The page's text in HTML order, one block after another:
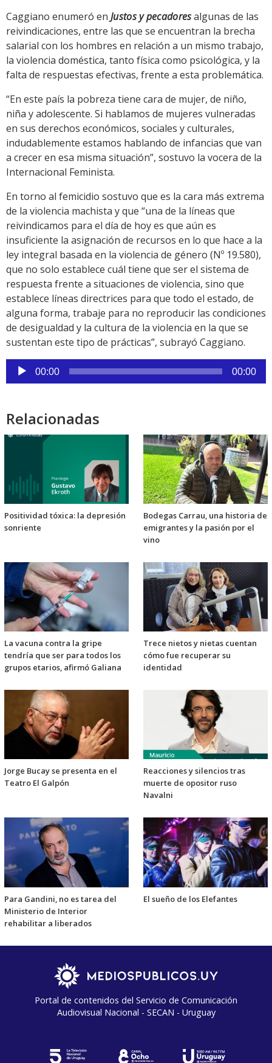
Caggiano enumeró en Justos y pecadoresalgunas de las
reivindicaciones, entre las que se encuentran la brecha
salarial con los hombres en relación a un mismo trabajo,
la violencia doméstica, tanto física como psicológica, y la
falta de respuestas efectivas, frente a esta problemática.
“En este país la pobreza tiene cara de mujer, de niño,
niña y adolescente. Si hablamos de mujeres vulneradas
en sus derechos económicos, sociales y culturales,
indudablemente estamos hablando de infancias que van
a crecer en esa misma situación”, sostuvo la vocera de la
Internacional Feminista.
En torno al femicidio sostuvo que es la cara más extrema
de la violencia machista y que “una de la líneas que
reivindicamos para el día de hoy es que aún es
insuficiente la asignación de recursos en lo que hace a la
ley integral basada en la violencia de género (Nº 19.580),
que no solo establece cuál tiene que ser el sistema de
respuesta frente a situaciones de violencia, sino que
establece líneas directrices para que todo el estado, de
alguna forma, trabaje para no reproducir las condiciones
de desigualdad y la cultura de la violencia en la que se
sustentan este tipo de prácticas”, subrayó Caggiano.
Reproductor
de
00:00 00:00
Relacionadas
Positividad tóxica: la depresión
sonriente
Bodegas Carrau, una historia de
emigrantes y la pasión por el
vino
La vacuna contra la gripe
tendría que ser para todos los
grupos etarios, afirmó Galiana
Trece nietos y nietas cuentan
cómo fue recuperar su
identidad
Jorge Bucay se presenta en el
Teatro El Galpón
Reacciones y silencios tras
muerte de opositor ruso
Navalni
Para Gandini, no es tarea del
Ministerio de Interior
rehabilitar a liberados
El sueño de los Elefantes
Portal de contenidos del Servicio de Comunicación
Audiovisual Nacional - SECAN - Uruguay